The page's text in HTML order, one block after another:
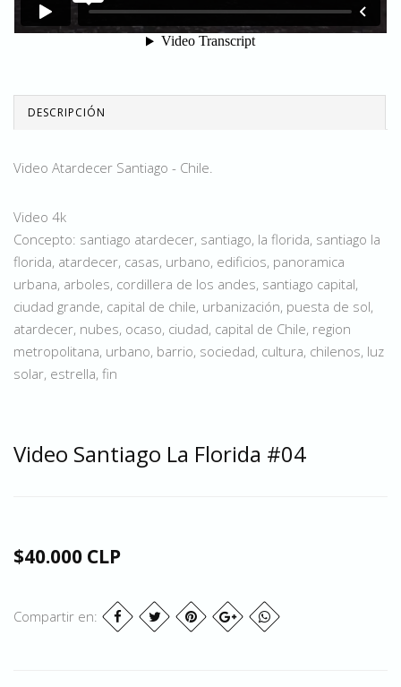
DESCRIPCIÓN
Video Atardecer Santiago - Chile.
Video 4k
Concepto: santiago atardecer, santiago, la florida, santiago la
florida, atardecer, casas, urbano, edificios, panoramica
urbana, arboles, cordillera de los andes, santiago capital,
ciudad grande, capital de chile, urbanización, puesta de sol,
atardecer, nubes, ocaso, ciudad, capital de Chile, region
metropolitana, urbano, barrio, sociedad, cultura, chilenos, luz
solar, estrella, fin
Video Santiago La Florida #04
$40.000 CLP
Compartir en: